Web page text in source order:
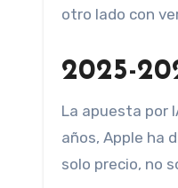
otro lado con
2025-
La apuesta por
años, Apple ha
solo precio, no